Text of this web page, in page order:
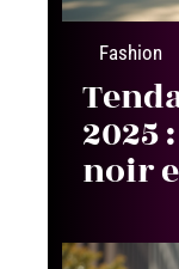
Fashion
2025
noir